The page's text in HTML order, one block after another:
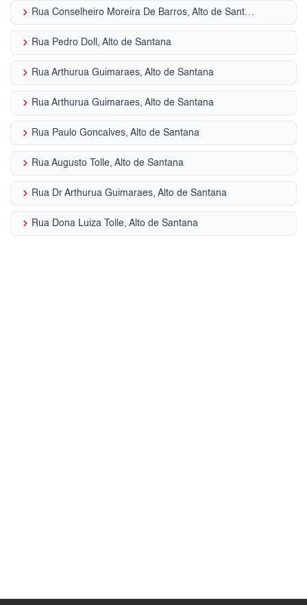
keyboard_arrow_right Rua Conselheiro Moreira De Barros, Alto de Santana
keyboard_arrow_right Rua Pedro Doll, Alto de Santana
keyboard_arrow_right Rua Arthurua Guimaraes, Alto de Santana
keyboard_arrow_right Rua Arthurua Guimaraes, Alto de Santana
keyboard_arrow_right Rua Paulo Goncalves, Alto de Santana
keyboard_arrow_right Rua Augusto Tolle, Alto de Santana
keyboard_arrow_right Rua Dr Arthurua Guimaraes, Alto de Santana
keyboard_arrow_right Rua Dona Luiza Tolle, Alto de Santana